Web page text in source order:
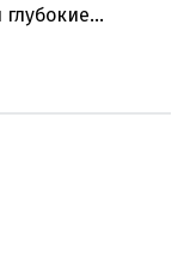
Евросоюза. 22
Италие